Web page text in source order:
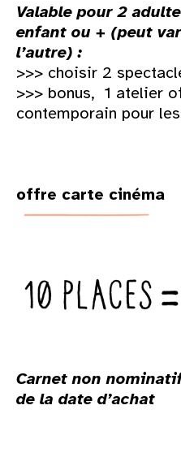
Valable pour 2
enfant ou + (peut
l’autre) :
>>> choisir 2
>>> bonus, 1 atelier
contemporain pour
offre carte cinéma
Carnet non
de la date d’achat